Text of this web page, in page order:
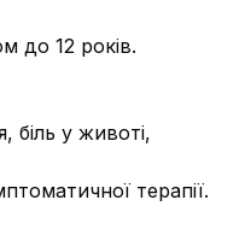
до 12 років.
біль у животі,
терапії.